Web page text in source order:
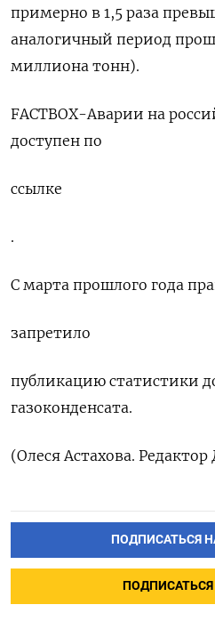
примерно в 1,5 раза
аналогичный период
миллиона тонн).
FACTBOX-Аварии на
доступен по
ссылке
.
С марта прошлого года
запретило
публикацию статистики
газоконденсата.
(Олеся Астахова.
ПОДПИСАТЬСЯ
ПОДПИСАТЬСЯ